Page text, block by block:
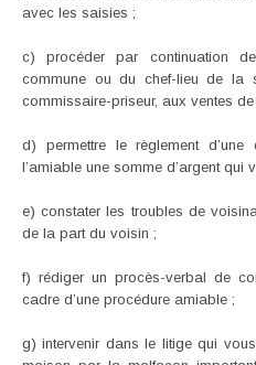
avec les saisies ;
c) procéder par continuation
commune ou du chef-lieu de la
commissaire-priseur, aux ventes
d) permettre le règlement
l’amiable une somme d’argent qui
e) constater les troubles de
de la part du voisin ;
f) rédiger un procès-verbal de
cadre d’une procédure amiable ;
g) intervenir dans le litige qui